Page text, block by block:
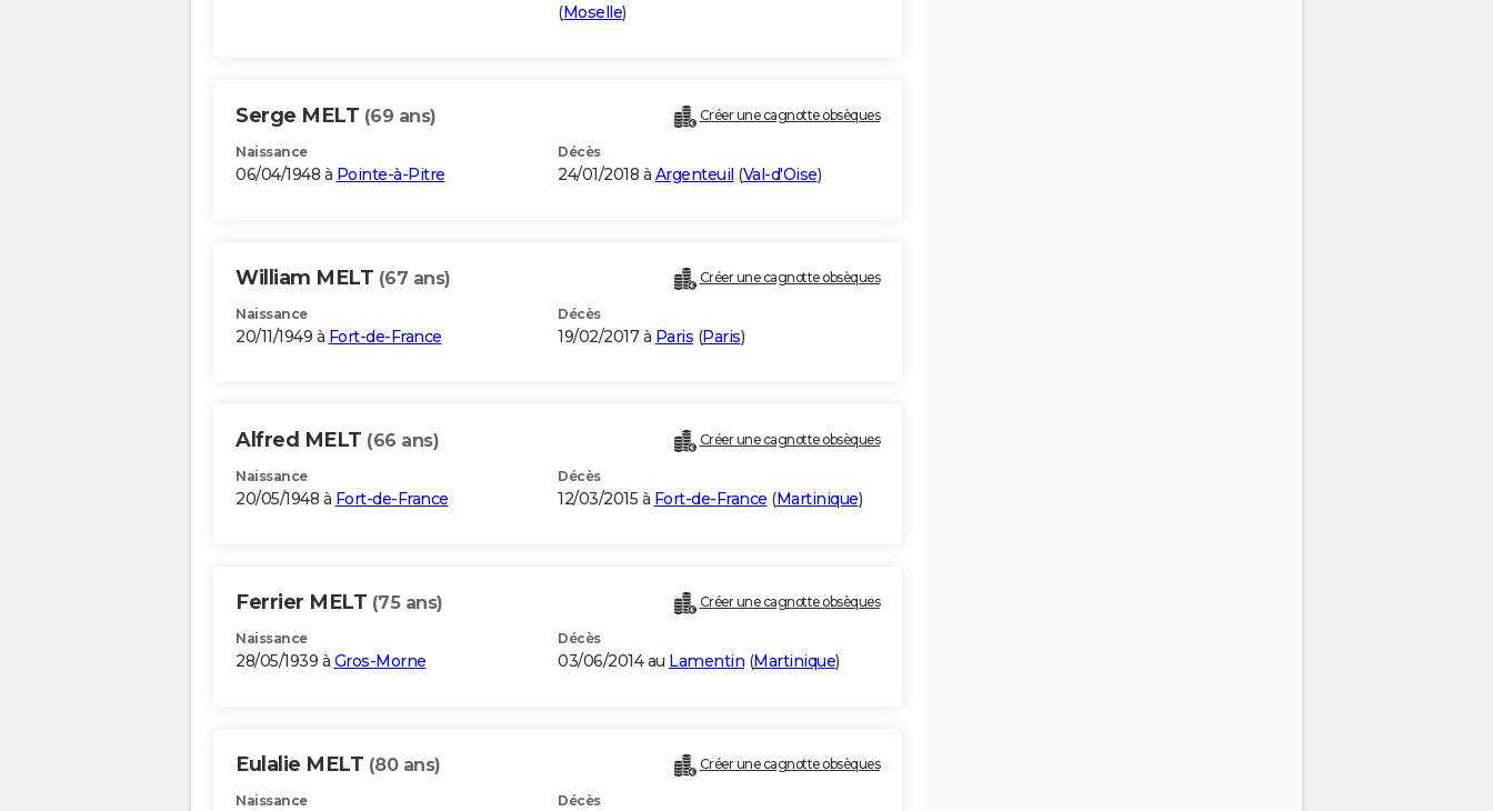
(Moselle)
Serge MELT (69 ans) Créer une cagnotte obsèques
Naissance
06/04/1948 à Pointe-à-Pitre
Décès
24/01/2018 à Argenteuil (Val-d'Oise)
William MELT (67 ans) Créer une cagnotte obsèques
Naissance
20/11/1949 à Fort-de-France
Décès
19/02/2017 à Paris (Paris)
Alfred MELT (66 ans) Créer une cagnotte obsèques
Naissance
20/05/1948 à Fort-de-France
Décès
12/03/2015 à Fort-de-France (Martinique)
Ferrier MELT (75 ans) Créer une cagnotte obsèques
Naissance
28/05/1939 à Gros-Morne
Décès
03/06/2014 au Lamentin (Martinique)
Eulalie MELT (80 ans) Créer une cagnotte obsèques
Naissance Décès